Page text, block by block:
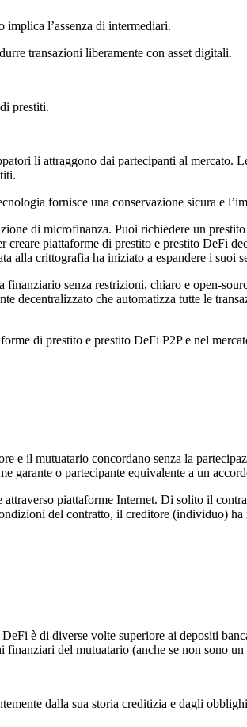
l’assenza di intermediari.
transazioni liberamente con asset digitali.
prestiti.
li attraggono dai partecipanti al
fornisce una conservazione sicura e
di microfinanza. Puoi richiedere un
piattaforme di prestito e prestito DeFi
alla crittografia ha iniziato a espandere i suoi
senza restrizioni, chiaro e open-
decentralizzato che automatizza tutte le
di prestito e prestito DeFi P2P e nel
e il mutuatario concordano senza la
garante o partecipante equivalente a un
piattaforme Internet. Di solito il
del contratto, il creditore (individuo)
è di diverse volte superiore ai depositi
del mutuatario (anche se non sono un
dalla sua storia creditizia e dagli